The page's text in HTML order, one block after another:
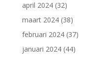
april 2024(32)
maart 2024(38)
februari 2024(37)
januari 2024(44)